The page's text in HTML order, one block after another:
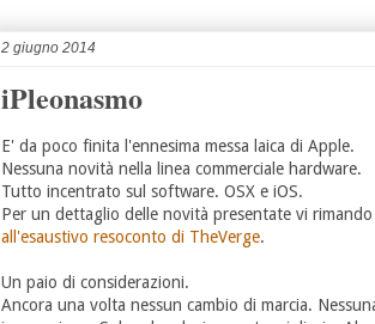
2 giugno 2014
iPleonasmo
E' da poco finita l'ennesima messa laica di Apple.
Nessuna novità nella linea commerciale hardware.
Tutto incentrato sul software. OSX e iOS.
Per un dettaglio delle novità presentate vi rimando
all'esaustivo resoconto di TheVerge.
Un paio di considerazioni.
Ancora una volta nessun cambio di marcia.